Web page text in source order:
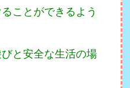
ことができるよう
と安全な生活の場